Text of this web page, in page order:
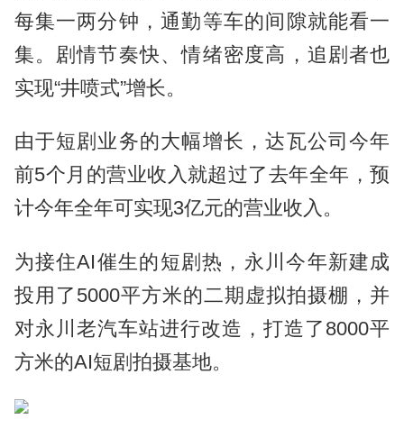
每集一两分钟，通勤等车的间隙就能看一
集。剧情节奏快、情绪密度高，追剧者也
实现“井喷式”增长。
由于短剧业务的大幅增长，达瓦公司今年
前5个月的营业收入就超过了去年全年，预
计今年全年可实现3亿元的营业收入。
为接住AI催生的短剧热，永川今年新建成
投用了5000平方米的二期虚拟拍摄棚，并
对永川老汽车站进行改造，打造了8000平
方米的AI短剧拍摄基地。